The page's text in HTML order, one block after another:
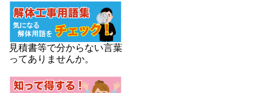
見積書等で分からない言葉
ってありませんか。